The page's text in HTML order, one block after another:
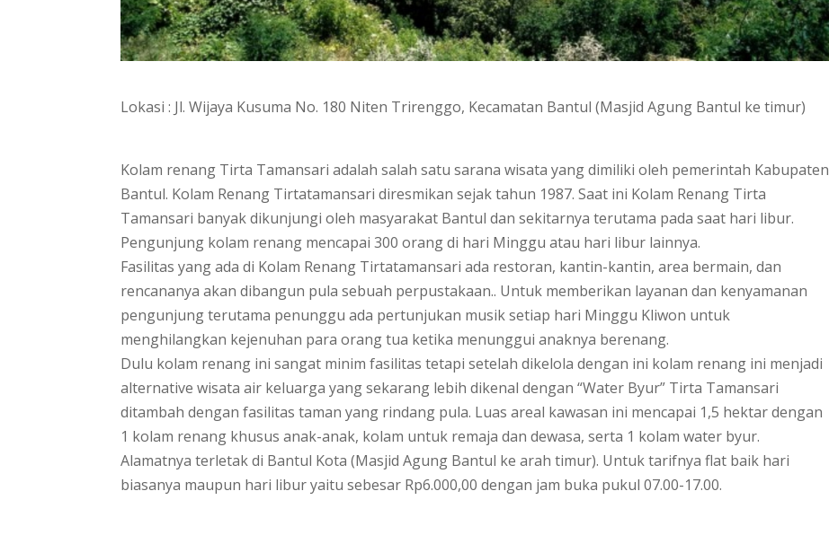
Lokasi : Jl. Wijaya Kusuma No. 180 Niten Trirenggo, Kecamatan Bantul (Masjid Agung Bantul ke timur)
Kolam renang Tirta Tamansari adalah salah satu sarana wisata yang dimiliki oleh pemerintah Kabupaten
Bantul. Kolam Renang Tirtatamansari diresmikan sejak tahun 1987. Saat ini Kolam Renang Tirta
Tamansari banyak dikunjungi oleh masyarakat Bantul dan sekitarnya terutama pada saat hari libur.
Pengunjung kolam renang mencapai 300 orang di hari Minggu atau hari libur lainnya.
Fasilitas yang ada di Kolam Renang Tirtatamansari ada restoran, kantin-kantin, area bermain, dan
rencananya akan dibangun pula sebuah perpustakaan.. Untuk memberikan layanan dan kenyamanan
pengunjung terutama penunggu ada pertunjukan musik setiap hari Minggu Kliwon untuk
menghilangkan kejenuhan para orang tua ketika menunggui anaknya berenang.
Dulu kolam renang ini sangat minim fasilitas tetapi setelah dikelola dengan ini kolam renang ini menjadi
alternative wisata air keluarga yang sekarang lebih dikenal dengan “Water Byur” Tirta Tamansari
ditambah dengan fasilitas taman yang rindang pula. Luas areal kawasan ini mencapai 1,5 hektar dengan
1 kolam renang khusus anak-anak, kolam untuk remaja dan dewasa, serta 1 kolam water byur.
Alamatnya terletak di Bantul Kota (Masjid Agung Bantul ke arah timur). Untuk tarifnya flat baik hari
biasanya maupun hari libur yaitu sebesar Rp6.000,00 dengan jam buka pukul 07.00-17.00.